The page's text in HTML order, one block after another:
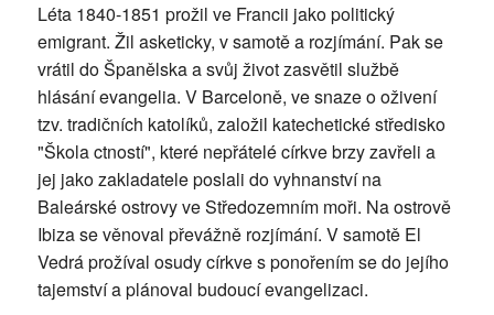
Léta 1840-1851 prožil ve Francii jako politický
emigrant. Žil asketicky, v samotě a rozjímání. Pak se
vrátil do Španělska a svůj život zasvětil službě
hlásání evangelia. V Barceloně, ve snaze o oživení
tzv. tradičních katolíků, založil katechetické středisko
"Škola ctností", které nepřátelé církve brzy zavřeli a
jej jako zakladatele poslali do vyhnanství na
Baleárské ostrovy ve Středozemním moři. Na ostrově
Ibiza se věnoval převážně rozjímání. V samotě El
Vedrá prožíval osudy církve s ponořením se do jejího
tajemství a plánoval budoucí evangelizaci.